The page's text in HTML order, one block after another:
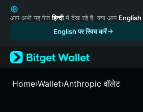
English
日本語
Русский
Español (Latinoamérica)
Türkçe
Italiano
आप अभी यह पेजहिन्दीमें देख रहे हैं. क्या आप English
English पर स्विच करें
Home›Wallet›Anthropic वॉलेट